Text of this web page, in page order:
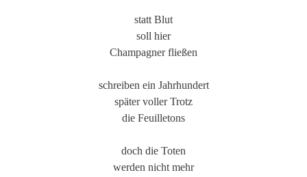
statt Blut
soll hier
Champagner fließen
schreiben ein Jahrhundert
später voller Trotz
die Feuilletons
doch die Toten
werden nicht mehr